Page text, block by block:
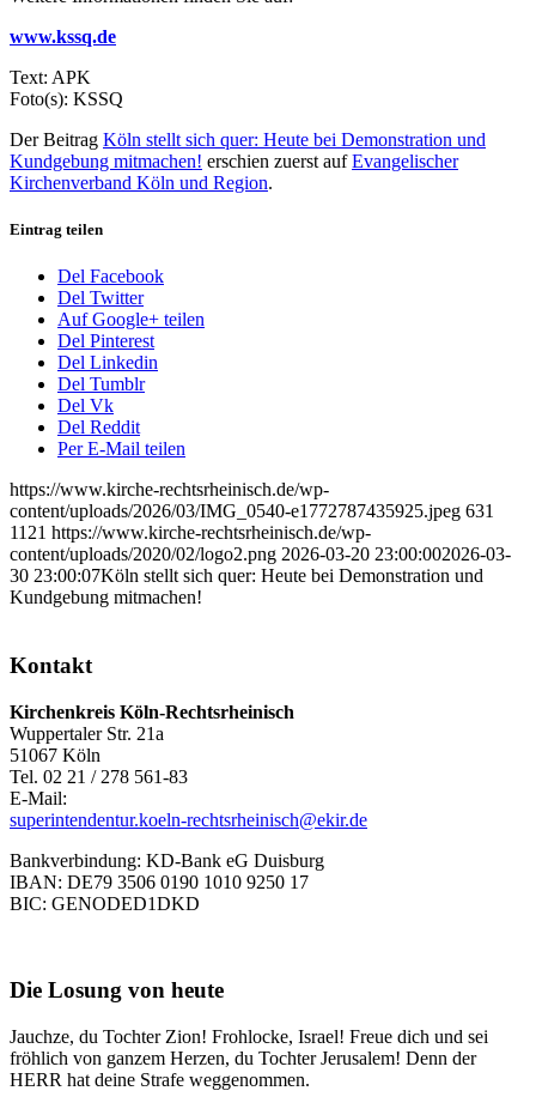
www.kssq.de
Text: APK
Foto(s): KSSQ
Der Beitrag Köln stellt sich quer: Heute bei Demonstration und
Kundgebung mitmachen! erschien zuerst aufEvangelischer
Kirchenverband Köln und Region.
Eintrag teilen
Del Facebook
Del Twitter
Auf Google+ teilen
Del Pinterest
Del Linkedin
Del Tumblr
Del Vk
Del Reddit
Per E-Mail teilen
https://www.kirche-rechtsrheinisch.de/wp-
content/uploads/2026/03/IMG_0540-e1772787435925.jpeg 631
1121 https://www.kirche-rechtsrheinisch.de/wp-
content/uploads/2020/02/logo2.png 2026-03-20 23:00:002026-03-
30 23:00:07Köln stellt sich quer: Heute bei Demonstration und
Kundgebung mitmachen!
Kontakt
Kirchenkreis Köln-Rechtsrheinisch
Wuppertaler Str. 21a
51067 Köln
Tel. 02 21 / 278 561-83
E-Mail:
superintendentur.koeln-rechtsrheinisch@ekir.de
Bankverbindung: KD-Bank eG Duisburg
IBAN: DE79 3506 0190 1010 9250 17
BIC: GENODED1DKD
Die Losung von heute
Jauchze, du Tochter Zion! Frohlocke, Israel! Freue dich und sei
fröhlich von ganzem Herzen, du Tochter Jerusalem! Denn der
HERR hat deine Strafe weggenommen.